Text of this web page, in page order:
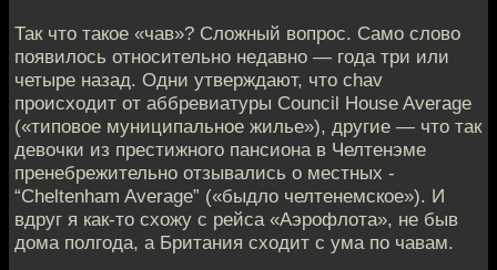
Так что такое «чав»? Сложный вопрос. Само слово
появилось относительно недавно — года три или
четыре назад. Одни утверждают, что chav
происходит от аббревиатуры Council House Average
(«типовое муниципальное жилье»), другие — что так
девочки из престижного пансиона в Челтенэме
пренебрежительно отзывались о местных -
“Cheltenham Average” («быдло челтенемское»). И
вдруг я как-то схожу с рейса «Аэрофлота», не быв
дома полгода, а Британия сходит с ума по чавам.